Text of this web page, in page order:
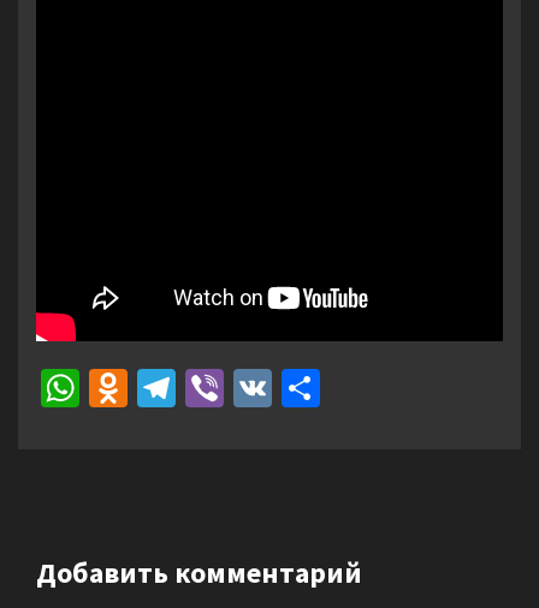
WhatsApp
Odnoklassniki
Telegram
Viber
VK
Добавить комментарий